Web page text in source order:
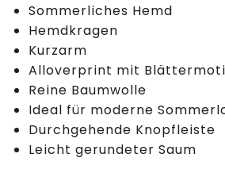
Sommerliches Hemd
Hemdkragen
Kurzarm
Alloverprint mit
Reine Baumwolle
Ideal für moderne
Durchgehende Knopfleiste
Leicht gerundeter Saum